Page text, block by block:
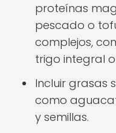
proteínas
pescado o
complejos,
trigo integral
Incluir grasas
como
y semillas.